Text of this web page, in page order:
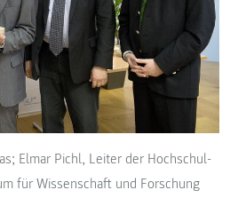
Elmar Pichl, Leiter der Hochschul-
für Wissenschaft und Forschung